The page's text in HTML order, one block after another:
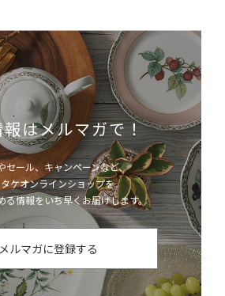
はメルマガで！
セール、キャンペーンなど、
ケオンラインショップを
る情報をいち早くお届けします。
メルマガに登録する